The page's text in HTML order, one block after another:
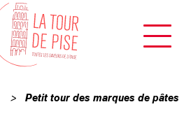
>
Petit tour des marques de pâtes